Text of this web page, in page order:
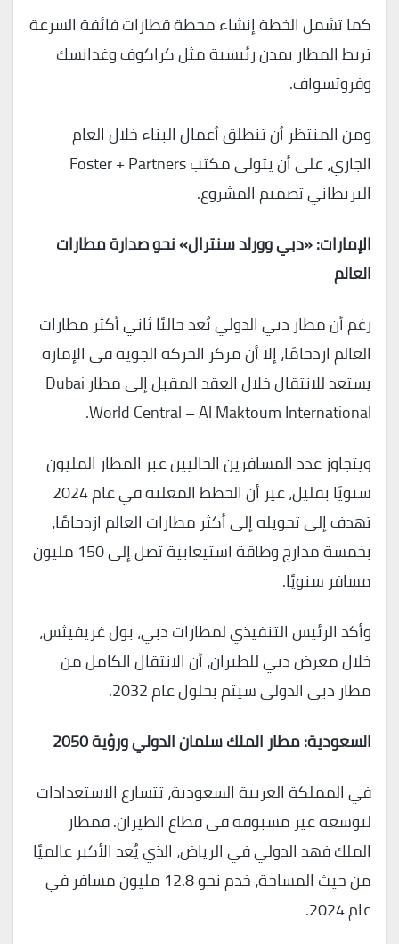
كما تشمل الخطة إنشاء محطة قطارات فائقة السرعة
تربط المطار بمدن رئيسية مثل كراكوف وغدانسك
وفروتسواف.
ومن المنتظر أن تنطلق أعمال البناء خلال العام
الجاري، على أن يتولى مكتب Foster + Partners
البريطاني تصميم المشروع.
الإمارات: «دبي وورلد سنترال» نحو صدارة مطارات
العالم
رغم أن مطار دبي الدولي يُعد حاليًا ثاني أكثر مطارات
العالم ازدحامًا، إلا أن مركز الحركة الجوية في الإمارة
يستعد للانتقال خلال العقد المقبل إلى مطار Dubai
World Central – Al Maktoum International.
ويتجاوز عدد المسافرين الحاليين عبر المطار المليون
سنويًا بقليل، غير أن الخطط المعلنة في عام 2024
تهدف إلى تحويله إلى أكثر مطارات العالم ازدحامًا،
بخمسة مدارج وطاقة استيعابية تصل إلى 150 مليون
مسافر سنويًا.
وأكد الرئيس التنفيذي لمطارات دبي، بول غريفيثس،
خلال معرض دبي للطيران، أن الانتقال الكامل من
مطار دبي الدولي سيتم بحلول عام 2032.
السعودية: مطار الملك سلمان الدولي ورؤية 2050
في المملكة العربية السعودية، تتسارع الاستعدادات
لتوسعة غير مسبوقة في قطاع الطيران. فمطار
الملك فهد الدولي في الرياض، الذي يُعد الأكبر عالميًا
من حيث المساحة، خدم نحو 12.8 مليون مسافر في
عام 2024.